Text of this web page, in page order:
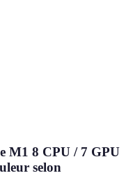
M1 8 CPU / 7 GPU
selon